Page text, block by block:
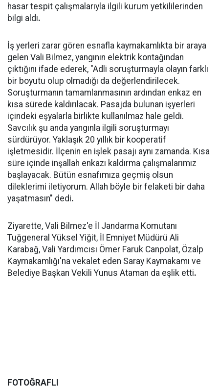
hasar tespit çalışmalarıyla ilgili kurum yetkililerinden
bilgi aldı.
İş yerleri zarar gören esnafla kaymakamlıkta bir araya
gelen Vali Bilmez, yangının elektrik kontağından
çıktığını ifade ederek, "Adli soruşturmayla olayın farklı
bir boyutu olup olmadığı da değerlendirilecek.
Soruşturmanın tamamlanmasının ardından enkaz en
kısa sürede kaldırılacak. Pasajda bulunan işyerleri
içindeki eşyalarla birlikte kullanılmaz hale geldi.
Savcılık şu anda yangınla ilgili soruşturmayı
sürdürüyor. Yaklaşık 20 yıllık bir kooperatif
işletmesidir. İlçenin en işlek pasajı aynı zamanda. Kısa
süre içinde inşallah enkazı kaldırma çalışmalarımız
başlayacak. Bütün esnafımıza geçmiş olsun
dileklerimi iletiyorum. Allah böyle bir felaketi bir daha
yaşatmasın" dedi.
Ziyarette, Vali Bilmez'e İl Jandarma Komutanı
Tuğgeneral Yüksel Yiğit, İl Emniyet Müdürü Ali
Karabağ, Vali Yardımcısı Ömer Faruk Canpolat, Özalp
Kaymakamlığı'na vekalet eden Saray Kaymakamı ve
Belediye Başkan Vekili Yunus Ataman da eşlik etti.
FOTOĞRAFLI